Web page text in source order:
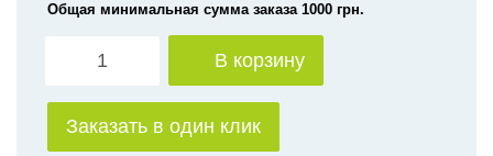
Общая минимальная сумма заказа 1000 грн.
В корзину
Заказать в один клик